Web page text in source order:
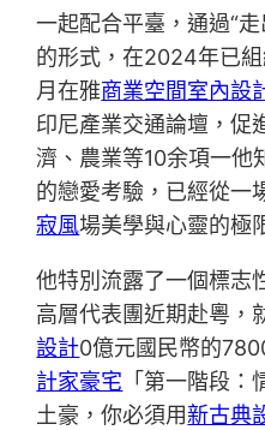
一起配合平臺，通過“
的形式，在2024年已
月在雅商業空間室內設
印尼產業交通論壇，促
濟、農業等10余項一他
的戀愛考驗，已經從一
寂風場美學與心靈的極
他特別流露了一個標志
高層代表團近期赴粵，
設計0億元國民幣的
計家豪宅 「第一階段
土豪，你必須用新古典